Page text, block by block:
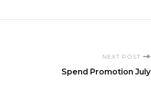
NEXT POST
Spend Promotion July